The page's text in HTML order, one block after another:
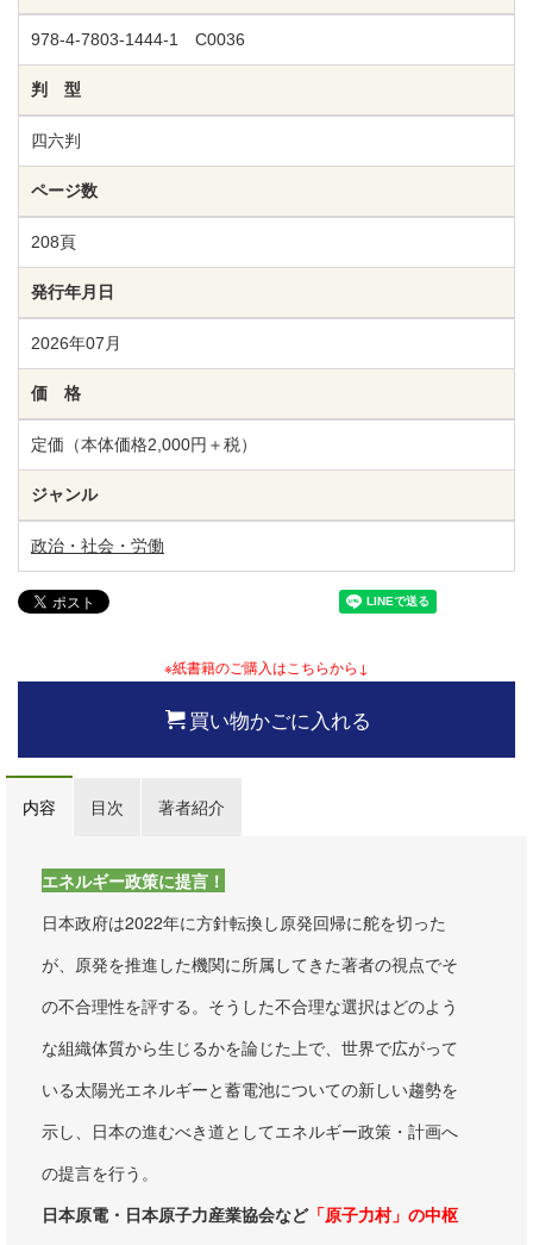
978-4-7803-1444-1 C0036
判 型
四六判
ページ数
208頁
発行年月日
2026年07月
価 格
定価（本体価格2,000円＋税）
ジャンル
政治・社会・労働
※紙書籍のご購入はこちらから↓
買い物かごに入れる
内容 目次 著者紹介
エネルギー政策に提言！
日本政府は2022年に方針転換し原発回帰に舵を切った
が、原発を推進した機関に所属してきた著者の視点でそ
の不合理性を評する。そうした不合理な選択はどのよう
な組織体質から生じるかを論じた上で、世界で広がって
いる太陽光エネルギーと蓄電池についての新しい趨勢を
示し、日本の進むべき道としてエネルギー政策・計画へ
の提言を行う。
日本原電・日本原子力産業協会など「原子力村」の中枢